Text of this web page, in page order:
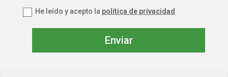
He leído y acepto la política de privacidad
Enviar